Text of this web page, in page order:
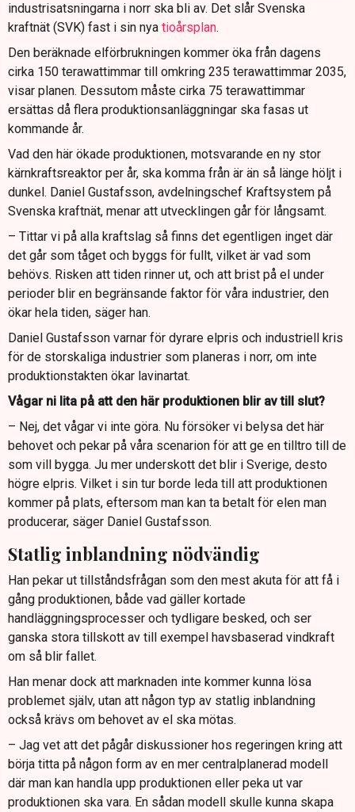
industrisatsningarna i norr ska bli av. Det slår Svenska
kraftnät (SVK) fast i sin nya tioårsplan.
Den beräknade elförbrukningen kommer öka från dagens
cirka 150 terawattimmar till omkring 235 terawattimmar 2035,
visar planen. Dessutom måste cirka 75 terawattimmar
ersättas då flera produktionsanläggningar ska fasas ut
kommande år.
Vad den här ökade produktionen, motsvarande en ny stor
kärnkraftsreaktor per år, ska komma från är än så länge höljt i
dunkel. Daniel Gustafsson, avdelningschef Kraftsystem på
Svenska kraftnät, menar att utvecklingen går för långsamt.
– Tittar vi på alla kraftslag så finns det egentligen inget där
det går som tåget och byggs för fullt, vilket är vad som
behövs. Risken att tiden rinner ut, och att brist på el under
perioder blir en begränsande faktor för våra industrier, den
ökar hela tiden, säger han.
Daniel Gustafsson varnar för dyrare elpris och industriell kris
för de storskaliga industrier som planeras i norr, om inte
produktionstakten ökar lavinartat.
Vågar ni lita på att den här produktionen blir av till slut?
– Nej, det vågar vi inte göra. Nu försöker vi belysa det här
behovet och pekar på våra scenarion för att ge en tilltro till de
som vill bygga. Ju mer underskott det blir i Sverige, desto
högre elpris. Vilket i sin tur borde leda till att produktionen
kommer på plats, eftersom man kan ta betalt för elen man
producerar, säger Daniel Gustafsson.
Statlig inblandning nödvändig
Han pekar ut tillståndsfrågan som den mest akuta för att få i
gång produktionen, både vad gäller kortade
handläggningsprocesser och tydligare besked, och ser
ganska stora tillskott av till exempel havsbaserad vindkraft
om så blir fallet.
Han menar dock att marknaden inte kommer kunna lösa
problemet själv, utan att någon typ av statlig inblandning
också krävs om behovet av el ska mötas.
– Jag vet att det pågår diskussioner hos regeringen kring att
börja titta på någon form av en mer centralplanerad modell
där man kan handla upp produktionen eller peka ut var
produktionen ska vara. En sådan modell skulle kunna skapa